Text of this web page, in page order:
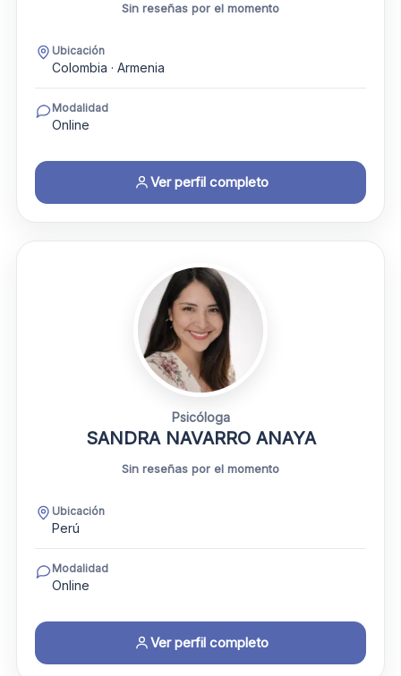
Sin reseñas por el momento
Ubicación
Colombia · Armenia
Modalidad
Online
Ver perfil completo
Psicóloga
SANDRA NAVARRO ANAYA
Sin reseñas por el momento
Ubicación
Perú
Modalidad
Online
Ver perfil completo